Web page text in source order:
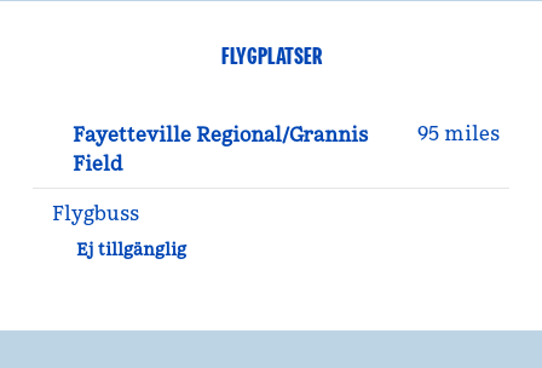
FLYGPLATSER
Fayetteville Regional/Grannis
Field
95 miles
Flygbuss
Ej tillgänglig